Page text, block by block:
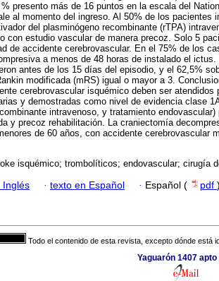
presento más de 16 puntos en la escala del
al momento del ingreso. Al 50% de los pacientes
del plasminógeno recombinante (rTPA)
con estudio vascular de manera precoz. Solo 5
de accidente cerebrovascular. En el 75% de los
a menos de 48 horas de instalado el
antes de los 15 días del episodio, y el 62,5%
modificada (mRS) igual o mayor a 3.
cerebrovascular isquémico deben ser
y demostradas como nivel de evidencia clase
intravenoso, y tratamiento
y precoz rehabilitación. La craniectomía
de 60 años, con accidente cerebrovascular
isquémico; trombolíticos; endovascular; cirugía
Inglés · texto en Español · Español ( pdf )
Todo el contenido de esta revista, excepto dónde está
Yaguarón 1407 apto